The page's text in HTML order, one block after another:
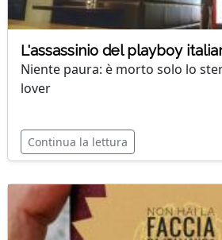
L'assassinio del playboy
Niente paura: è morto solo lo
lover
Continua la lettura